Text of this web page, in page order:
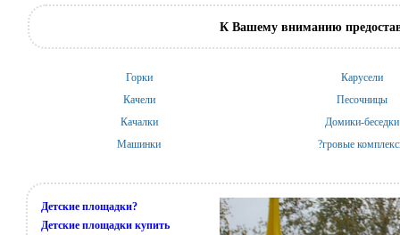
К Вашему вниманию
Горки
Качели
Качалки
Машинки
Карусели
Песочницы
Домики-беседки
?гровые
Детские площадки?
Детские площадки купить